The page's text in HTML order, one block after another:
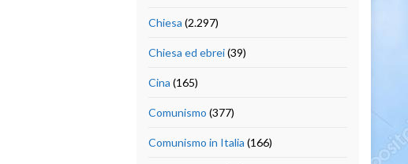
Chiesa (2.297)
Chiesa ed ebrei(39)
Cina (165)
Comunismo (377)
Comunismo in Italia (166)